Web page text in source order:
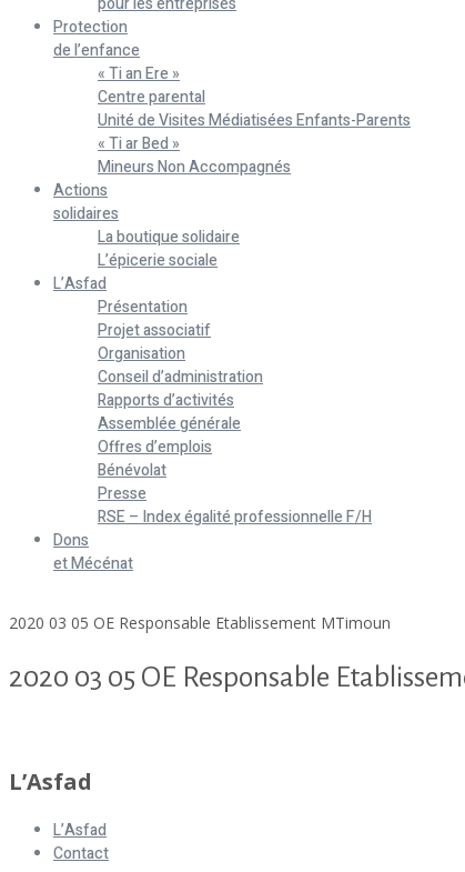
Protection
de l’enfance
« Ti an Ere »
Centre parental
Unité de Visites Médiatisées Enfants-Parents
« Ti ar Bed »
Mineurs Non Accompagnés
Actions
solidaires
La boutique solidaire
L’épicerie sociale
L’Asfad
Présentation
Projet associatif
Organisation
Conseil d’administration
Rapports d’activités
Assemblée générale
Offres d’emplois
Bénévolat
Presse
RSE – Index égalité professionnelle F/H
Dons
et Mécénat
2020 03 05 OE Responsable Etablissement MTimoun
2020 03 05 OE Responsable
L’Asfad
L’Asfad
Contact